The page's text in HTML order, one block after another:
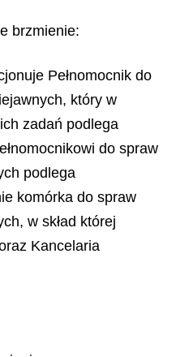
brzmienie:
Pełnomocnik do
który w
zadań podlega
do spraw
podlega
komórka do spraw
w skład której
Kancelaria